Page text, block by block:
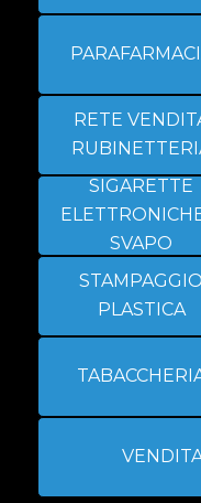
RETE
SIGARETTE
SVAPO
STAMPAGGIO
PLASTICA